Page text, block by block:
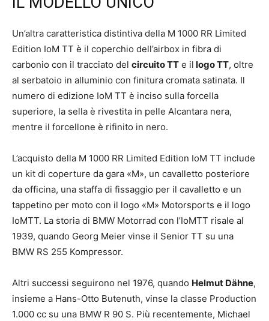
Un’altra caratteristica distintiva della M 1000 RR Limited
Edition IoM TT è il coperchio dell’airbox in fibra di
carbonio con il tracciato del circuito TT e il logo TT, oltre
al serbatoio in alluminio con finitura cromata satinata. Il
numero di edizione IoM TT è inciso sulla forcella
superiore, la sella è rivestita in pelle Alcantara nera,
mentre il forcellone è rifinito in nero.
L’acquisto della M 1000 RR Limited Edition IoM TT include
un kit di coperture da gara «M», un cavalletto posteriore
da officina, una staffa di fissaggio per il cavalletto e un
tappetino per moto con il logo «M» Motorsports e il logo
IoMTT. La storia di BMW Motorrad con l’IoMTT risale al
1939, quando Georg Meier vinse il Senior TT su una
BMW RS 255 Kompressor.
Altri successi seguirono nel 1976, quando Helmut Dähne,
insieme a Hans-Otto Butenuth, vinse la classe Production
1.000 cc su una BMW R 90 S. Più recentemente, Michael